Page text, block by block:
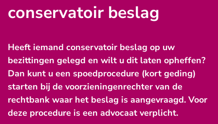
conservatoir beslag
Heeft iemand conservatoir beslag op uw
bezittingen gelegd en wilt u dit laten opheffen?
Dan kunt u een spoedprocedure (kort geding)
starten bij de voorzieningenrechter van de
rechtbank waar het beslag is aangevraagd. Voor
deze procedure is een advocaat verplicht.